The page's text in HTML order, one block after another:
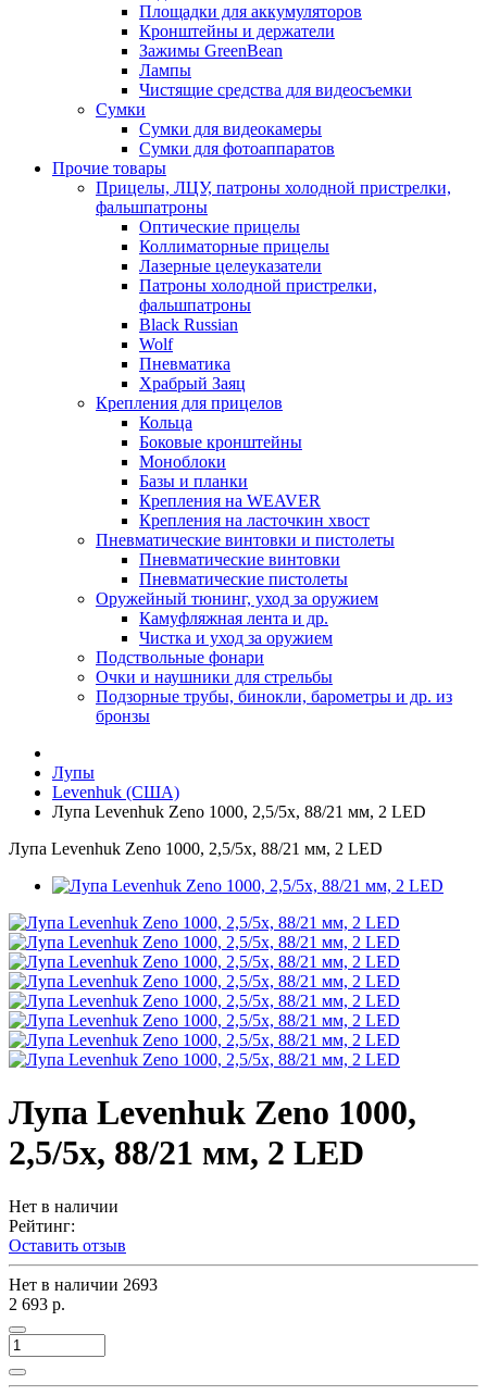
Площадки для аккумуляторов
Кронштейны и держатели
Зажимы GreenBean
Лампы
Чистящие средства для видеосъемки
Сумки
Сумки для видеокамеры
Сумки для фотоаппаратов
Прочие товары
Прицелы, ЛЦУ, патроны холодной пристрелки,
фальшпатроны
Оптические прицелы
Коллиматорные прицелы
Лазерные целеуказатели
Патроны холодной пристрелки,
фальшпатроны
Black Russian
Wolf
Пневматика
Храбрый Заяц
Крепления для прицелов
Кольца
Боковые кронштейны
Моноблоки
Базы и планки
Крепления на WEAVER
Крепления на ласточкин хвост
Пневматические винтовки и пистолеты
Пневматические винтовки
Пневматические пистолеты
Оружейный тюнинг, уход за оружием
Камуфляжная лента и др.
Чистка и уход за оружием
Подствольные фонари
Очки и наушники для стрельбы
Подзорные трубы, бинокли, барометры и др. из
бронзы
Лупы
Levenhuk (США)
Лупа Levenhuk Zeno 1000, 2,5/5x, 88/21 мм, 2 LED
Лупа Levenhuk Zeno 1000, 2,5/5x, 88/21 мм, 2 LED
Лупа Levenhuk Zeno 1000,
2,5/5x, 88/21 мм, 2 LED
Нет в наличии
Рейтинг:
Оставить отзыв
Нет в наличии 2693
2 693 р.